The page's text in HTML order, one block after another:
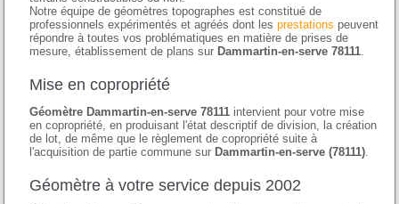
Notre équipe de géomètres topographes est constitué de
professionnels expérimentés et agréés dont lesprestations peuvent
répondre à toutes vos problématiques en matière de prises de
mesure, établissement de plans sur Dammartin-en-serve 78111
Mise en copropriété
Géomètre Dammartin-en-serve 78111 intervient pour votre mise
en copropriété, en produisant l'état descriptif de division, la création
de lot, de même que le règlement de copropriété suite à
l'acquisition de partie commune sur Dammartin-en-serve (78111)
Géomètre à votre service depuis 2002